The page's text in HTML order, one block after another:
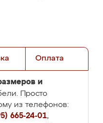
Оплата
и
Просто
из телефонов:
665-24-01,